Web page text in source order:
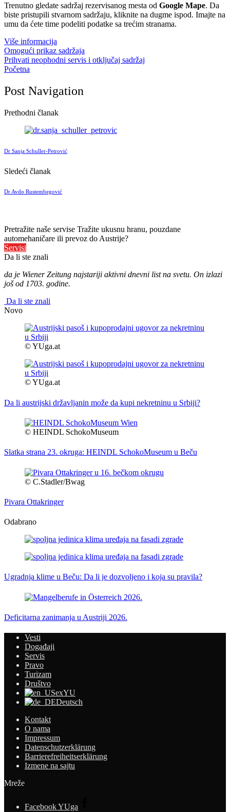
Trenutno gledate sadržaj rezervisanog mesta od Google Mape. Da
biste pristupili stvarnom sadržaju, kliknite na dugme ispod. Imajte na
umu da ćete time podeliti podatke sa trećim stranama.
Više informacija
Omogući prikaz sadržaja
Prihvati neophodni servis i otključaj sadržaj
Početna
Post Navigation
Prethodni članak
Dr Sanja Schuller-Petrović
Sledeći članak
Dr Avdo Rustembegović
Pretražite naše servise Tražite ukusnu hranu, pouzdane
automehaničare ili prevoz do Austrije?
Servisi
Da li ste znali
da je Wiener Zeitung najstariji aktivni dnevni list na svetu. On izlazi
još od 1703. godine.
Da li ste znali
Novo
© YUga.at
© YUga.at
Da li austrijski državljanin može da kupi nekretninu u Srbiji?
© HEINDL SchokoMuseum
Slatka strana 23. okruga: HEINDL SchokoMuseum u Beču
© C.Stadler/Bwag
Pivara Ottakringer
Odabrano
Ugradnja klime u Beču: Da li je dozvoljeno i koja su pravila?
Deficitarna zanimanja u Austriji 2026.
Vesti
Događaji
Servis
Pravo
Turizam
Društvo
exYU
Deutsch
Kontakt
O nama
Impressum
Datenschutzerklärung
Barrierefreiheitserklärung
Izmene na sajtu
Mreže
Facebook YUga